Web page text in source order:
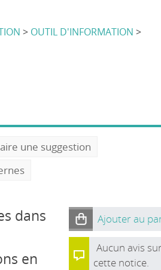
> OUTIL D'INFORMATION >
une suggestion
dans
en
Ajouter au
Aucun avis
cette notice.